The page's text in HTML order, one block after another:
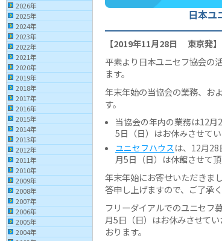
2026年
2025年
2024年
2023年
2022年
2021年
2020年
2019年
2018年
2017年
2016年
2015年
2014年
2013年
2012年
2011年
2010年
2009年
2008年
2007年
2006年
2005年
2004年
日本
【2019年11月28日 東京発】
平素より日本ユニセフ協会の
ます。
年末年始の当協会の業務、お
す。
当協会の年内の業務は12
5日（日）はお休みさせてい
ユニセフハウス は、12月
月5日（日）は休館させて頂
年末年始にお寄せいただきま
答申し上げますので、ご了承
フリーダイアルでのユニセフ
月5日（日）はお休みさせて
おります。